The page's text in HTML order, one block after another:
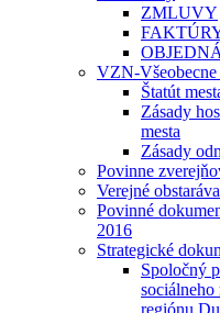
ZMLUVY
VZN-Všeobecne
Štatút
Zásady
mesta
Zásady
Povinne
Verejné
Povinné
2016
Strategické
Spoločný
regiónu